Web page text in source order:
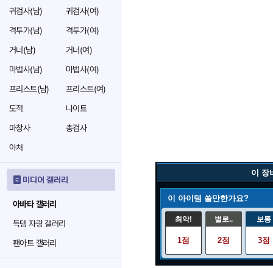
귀검사(남)
귀검사(여)
격투가(남)
격투가(여)
거너(남)
거너(여)
마법사(남)
마법사(여)
프리스트(남)
프리스트(여)
도적
나이트
마창사
총검사
아처
미디어 갤러리
아바타 갤러리
득템 자랑 갤러리
팬아트 갤러리
이 장
이 아이템 쓸만한가요?
최악!
1점
별로..
2점
보통
3점